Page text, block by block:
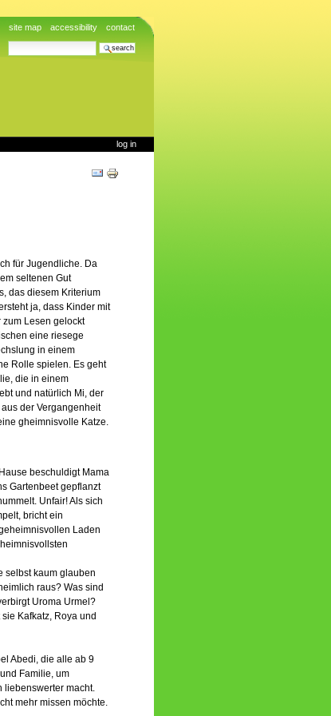
site map accessibility
contact
search site
log in
Document
Actions
für Jugendliche. Da
seltenen Gut
das diesem Kriterium
ja, dass Kinder mit
Lesen gelockt
eine riesege
in einem
Rolle spielen. Es geht
die in einem
und natürlich Mi, der
der Vergangenheit
gheimnisvolle Katze.
beschuldigt Mama
Gartenbeet gepflanzt
Unfair! Als sich
bricht ein
Laden
selbst kaum glauben
raus? Was sind
Uroma Urmel?
Kafkatz, Roya und
Abedi, die alle ab 9
Familie, um
liebenswerter macht.
mehr missen möchte.